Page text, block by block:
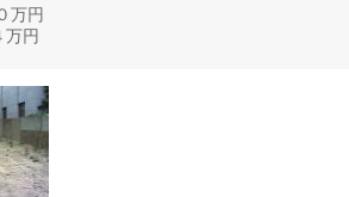
円
円